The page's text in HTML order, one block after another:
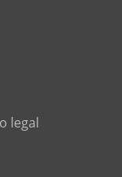
legal